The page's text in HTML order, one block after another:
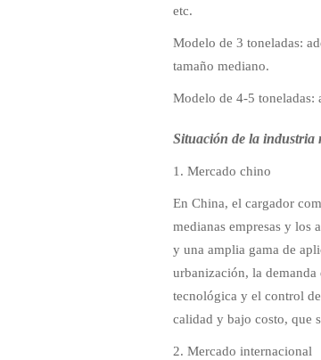
etc.
Modelo de 3 toneladas:
tamaño mediano.
Modelo de 4-5 toneladas:
Situación de la industria
1. Mercado chino
En China, el cargador
medianas empresas y los
y una amplia gama de
urbanización, la demanda
tecnológica y el control
calidad y bajo costo, que
2. Mercado internacional